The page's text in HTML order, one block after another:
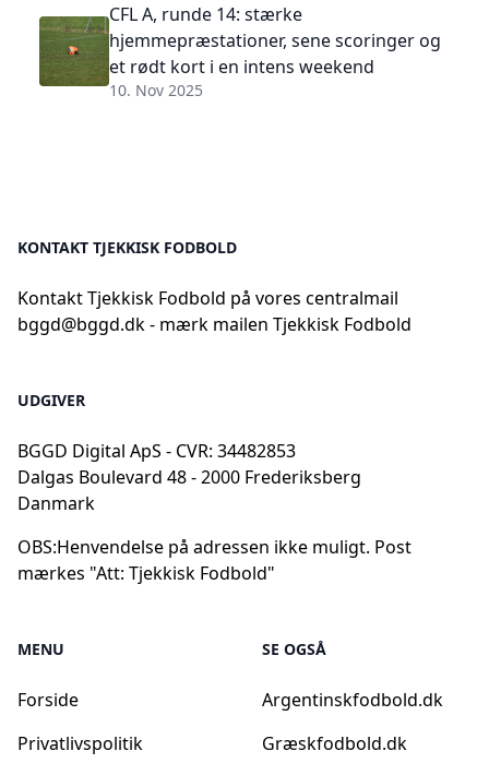
CFL A, runde 14: stærke
hjemmepræstationer, sene scoringer og
et rødt kort i en intens weekend
10. Nov 2025
KONTAKT TJEKKISK FODBOLD
Kontakt Tjekkisk Fodbold på vores centralmail
bggd@bggd.dk- mærk mailen Tjekkisk Fodbold
UDGIVER
BGGD Digital ApS - CVR: 34482853
Dalgas Boulevard 48 - 2000 Frederiksberg
Danmark
OBS:Henvendelse på adressen ikke muligt. Post
mærkes "Att: Tjekkisk Fodbold"
MENU
Forside
Privatlivspolitik
SE OGSÅ
Argentinskfodbold.dk
Græskfodbold.dk